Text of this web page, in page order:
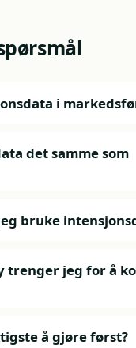
i
det samme som
bruke
trenger jeg for å
å gjøre først?